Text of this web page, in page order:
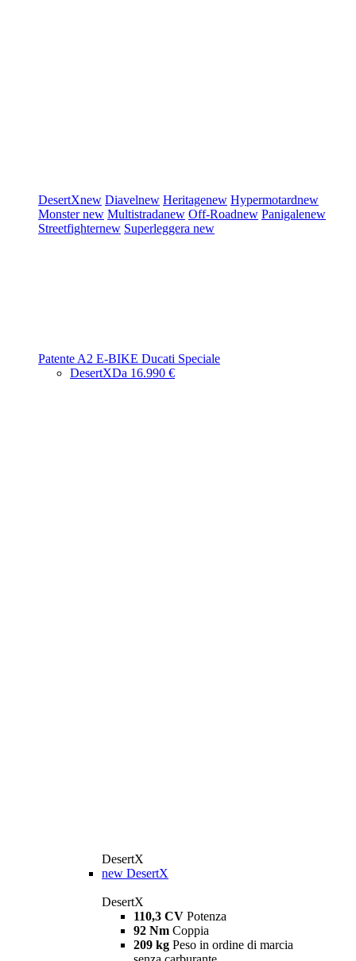
DesertXnew Diavelnew Heritagenew Hypermotardnew
Monsternew Multistradanew Off-Roadnew Panigalenew
Streetfighternew Superleggera new
Patente A2 E-BIKE Ducati Speciale
DesertXDa 16.990 €
DesertX
new DesertX
DesertX
110,3 CV Potenza
92 Nm Coppia
209 kg Peso in ordine di marcia